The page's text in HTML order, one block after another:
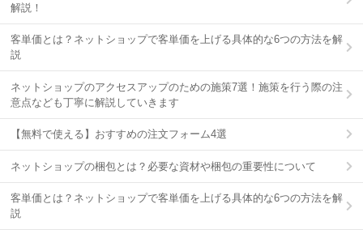
解説！
客単価とは？ネットショップで客単価を上げる具体的な6つの方法を解
説
ネットショップのアクセスアップのための施策7選！施策を行う際の注
意点なども丁寧に解説していきます
【無料で使える】おすすめの注文フォーム4選
ネットショップの梱包とは？必要な資材や梱包の重要性について
客単価とは？ネットショップで客単価を上げる具体的な6つの方法を解
説